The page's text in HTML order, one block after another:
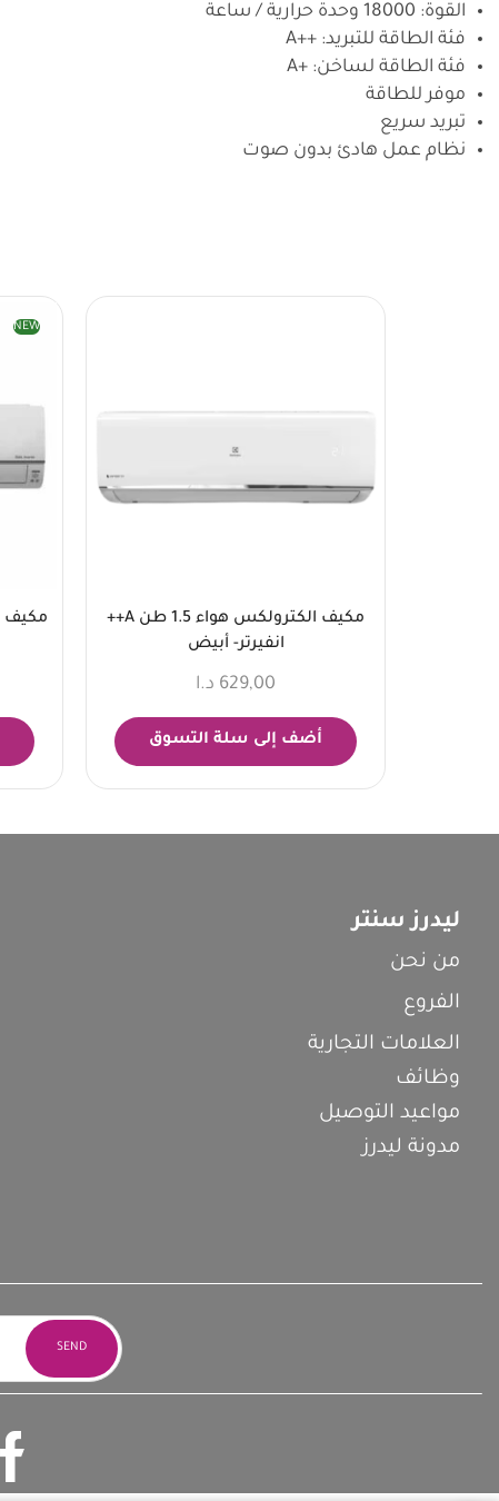
القوة: 18000 وحدة حرارية / ساعة
فئة الطاقة للتبريد: ++A
فئة الطاقة لساخن: +A
موفر للطاقة
تبريد سريع
نظام عمل هادئ بدون صوت
مكيف الكترولكس هواء 1.5 طن A++
انفيرتر- أبيض
629,00 د.ا
أضف إلى سلة التسوق
NEW
ليدرز سنتر
من نحن
الفروع
العلامات التجارية
وظائف
مواعيد التوصيل
مدونة ليدرز